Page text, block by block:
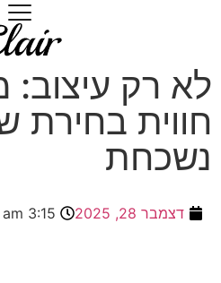
לא רק עיצוב:
חווית בחירת
נשכחת
דצמבר 28, 2025 3:15 am